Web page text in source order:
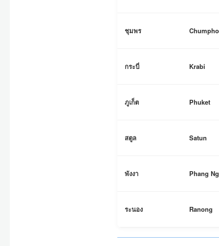
ชุมพร
กระบี่ Krabi
ภูเก็ต Phuket
สตูล Satun
พังงา Phang
ระนอง Ranong